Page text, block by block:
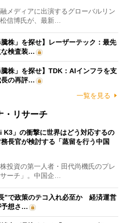
メディアに出演するグローバルリン
信博氏が、最新…
騰株」を探せ】レーザーテック：最先
な検査装…
騰株」を探せ】TDK：AIインフラを支
の再評…
一覧を見る
・リサーチ
K3」の衝撃に世界はどう対応するの
長官が検討する「蒸留を行う中国
投資の第一人者・田代尚機氏のプレ
ーチ」。中国企…
”で政策のテコ入れ必至か 経済運営
予想さ…